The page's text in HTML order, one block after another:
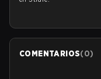
COMENTARIOS(0)